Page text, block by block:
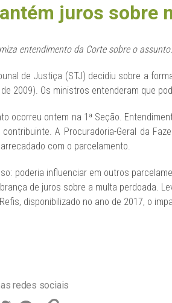
juros sobre
entendimento da Corte sobre o assunto.
de Justiça (STJ) decidiu sobre a
2009). Os ministros entenderam que
ocorreu ontem na 1ª Seção.
A Procuradoria-Geral da
com o parcelamento.
poderia influenciar em outros
de juros sobre a multa perdoada.
disponibilizado no ano de 2017, o
redes sociais